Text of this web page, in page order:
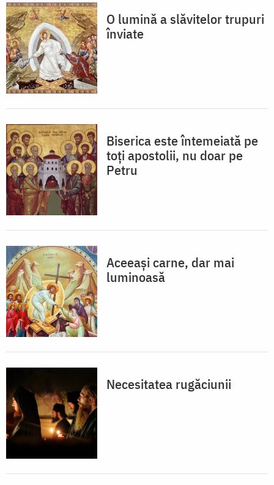
O lumină a slăvitelor trupuri
înviate
Biserica este întemeiată pe
toţi apostolii, nu doar pe
Petru
Aceeaşi carne, dar mai
luminoasă
Necesitatea rugăciunii